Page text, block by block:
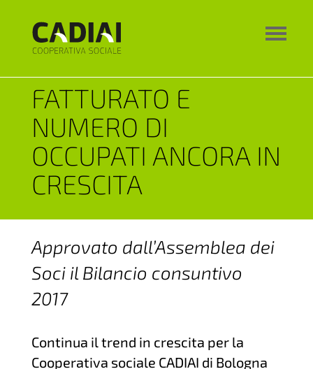
FATTURATO E
NUMERO DI
OCCUPATI ANCORA IN
CRESCITA
Approvato dall’Assemblea dei
Soci il Bilancio consuntivo
2017
Continua il trend in crescita per la
Cooperativa sociale CADIAI di Bologna